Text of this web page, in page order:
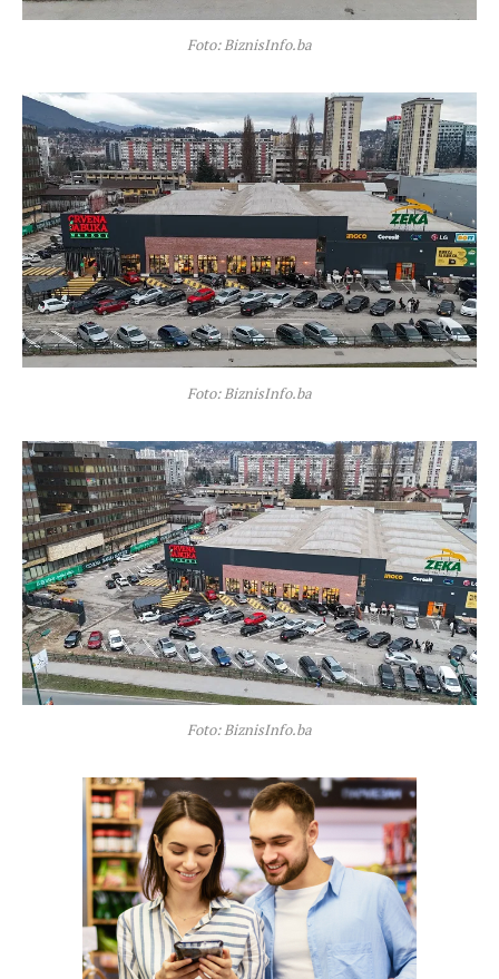
Foto: BiznisInfo.ba
Foto: BiznisInfo.ba
Foto: BiznisInfo.ba